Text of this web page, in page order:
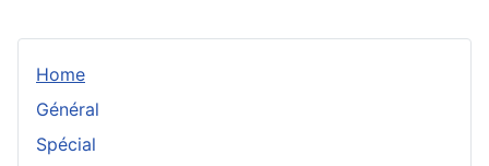
Home
Général
Spécial